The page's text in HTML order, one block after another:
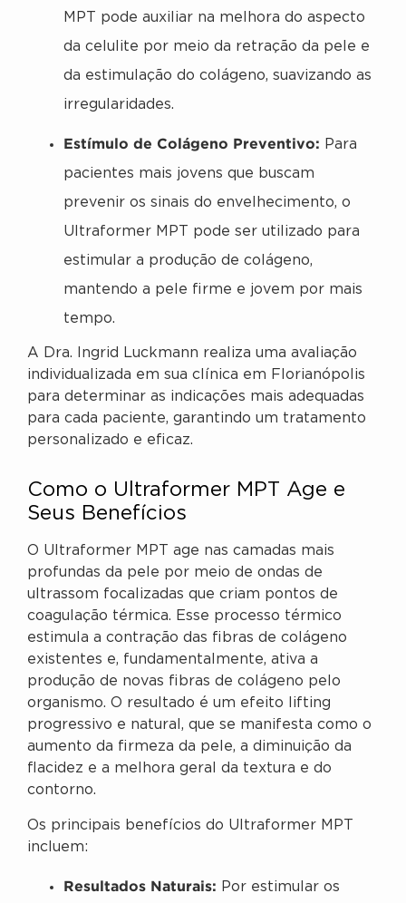
MPT pode auxiliar na melhora do aspecto
da celulite por meio da retração da pele e
da estimulação do colágeno, suavizando as
irregularidades.
Estímulo de Colágeno Preventivo: Para
pacientes mais jovens que buscam
prevenir os sinais do envelhecimento, o
Ultraformer MPT pode ser utilizado para
estimular a produção de colágeno,
mantendo a pele firme e jovem por mais
tempo.
A Dra. Ingrid Luckmann realiza uma avaliação
individualizada em sua clínica em Florianópolis
para determinar as indicações mais adequadas
para cada paciente, garantindo um tratamento
personalizado e eficaz.
Como o Ultraformer MPT Age e
Seus Benefícios
O Ultraformer MPT age nas camadas mais
profundas da pele por meio de ondas de
ultrassom focalizadas que criam pontos de
coagulação térmica. Esse processo térmico
estimula a contração das fibras de colágeno
existentes e, fundamentalmente, ativa a
produção de novas fibras de colágeno pelo
organismo. O resultado é um efeito lifting
progressivo e natural, que se manifesta como o
aumento da firmeza da pele, a diminuição da
flacidez e a melhora geral da textura e do
contorno.
Os principais benefícios do Ultraformer MPT
incluem:
Resultados Naturais: Por estimular os